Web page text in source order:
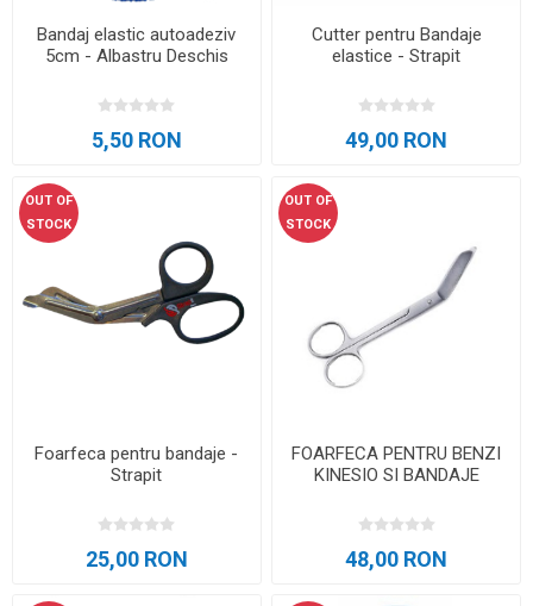
Bandaj elastic autoadeziv
5cm - Albastru Deschis
5,50 RON
Cutter pentru Bandaje
elastice - Strapit
49,00 RON
OUT OF
STOCK
Foarfeca pentru bandaje -
Strapit
25,00 RON
OUT OF
STOCK
FOARFECA PENTRU BENZI
KINESIO SI BANDAJE
48,00 RON